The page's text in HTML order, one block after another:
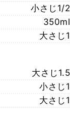
小さじ1/2
350ml
大さじ1
大さじ1.5
小さじ1
大さじ1